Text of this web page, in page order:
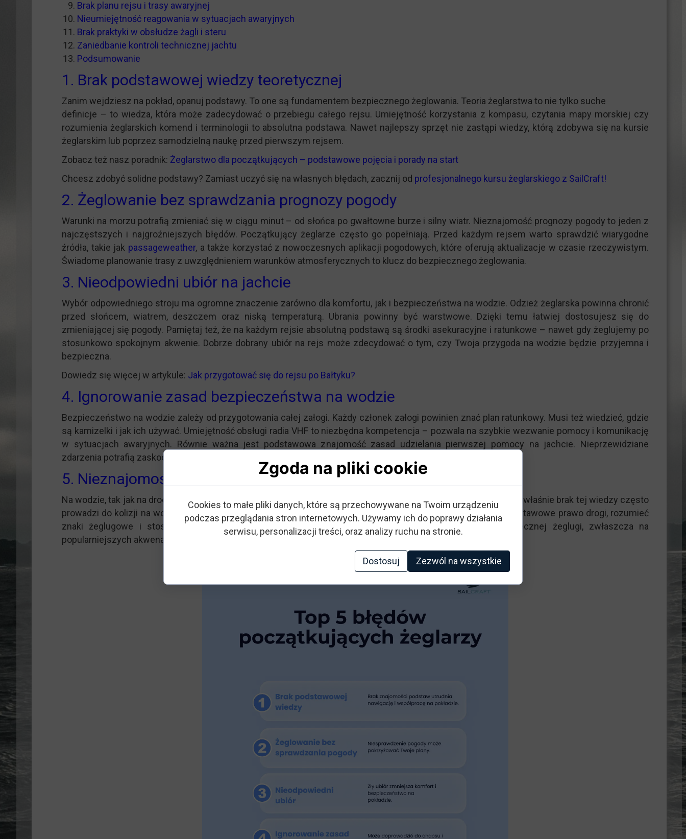
Brak planu rejsu i trasy awaryjnej
Nieumiejętność reagowania w sytuacjach awaryjnych
Brak praktyki w obsłudze żagli i steru
Zaniedbanie kontroli technicznej jachtu
Podsumowanie
1. Brak podstawowej wiedzy teoretycznej
Zanim wejdziesz na pokład, opanuj podstawy. To one są fundamentem bezpiecznego żeglowania. Teoria żeglarstwa to nie tylko suche
definicje – to wiedza, która może zadecydować o przebiegu całego rejsu. Umiejętność korzystania z kompasu, czytania mapy morskiej czy
rozumienia żeglarskich komend i terminologii to absolutna podstawa. Nawet najlepszy sprzęt nie zastąpi wiedzy, którą zdobywa się na kursie
żeglarskim lub poprzez samodzielną naukę przed pierwszym rejsem.
Zobacz też nasz poradnik: Żeglarstwo dla początkujących – podstawowe pojęcia i porady na start
Chcesz zdobyć solidne podstawy? Zamiast uczyć się na własnych błędach, zacznij od profesjonalnego kursu żeglarskiego z SailCraft!
2. Żeglowanie bez sprawdzania prognozy pogody
Warunki na morzu potrafią zmieniać się w ciągu minut – od słońca po gwałtowne burze i silny wiatr. Nieznajomość prognozy pogody to jeden z
najczęstszych i najgroźniejszych błędów. Początkujący żeglarze często go popełniają. Przed każdym rejsem warto sprawdzić wiarygodne
źródła, takie jak passageweather, a także korzystać z nowoczesnych aplikacji pogodowych, które oferują aktualizacje w czasie rzeczywistym.
Świadome planowanie trasy z uwzględnieniem warunków atmosferycznych to klucz do bezpiecznego żeglowania.
3. Nieodpowiedni ubiór na jachcie
Wybór odpowiedniego stroju ma ogromne znaczenie zarówno dla komfortu, jak i bezpieczeństwa na wodzie. Odzież żeglarska powinna chronić
przed słońcem, wiatrem, deszczem oraz niską temperaturą. Ubrania powinny być warstwowe. Dzięki temu łatwiej dostosujesz się do
zmieniającej się pogody. Pamiętaj też, że na każdym rejsie absolutną podstawą są środki asekuracyjne i ratunkowe – nawet gdy żeglujemy po
stosunkowo spokojnym akwenie. Dobrze dobrany ubiór na rejs może zdecydować o tym, czy Twoja przygoda na wodzie będzie przyjemna i
bezpieczna.
Dowiedz się więcej w artykule: Jak przygotować się do rejsu po Bałtyku?
4. Ignorowanie zasad bezpieczeństwa na wodzie
Bezpieczeństwo na wodzie zależy od przygotowania całej załogi. Każdy członek załogi powinien znać plan ratunkowy. Musi też wiedzieć, gdzie
są kamizelki i jak ich używać. Umiejętność obsługi radia VHF to niezbędna kompetencja – pozwala na szybkie wezwanie pomocy i komunikację
w sytuacjach awaryjnych. Równie ważna jest podstawowa znajomość zasad udzielania pierwszej pomocy na jachcie. Nieprzewidziane
zdarzenia potrafią zaskoczyć – szczególnie wtedy, gdy załoga nie jest gotowa.
5. Nieznajomość prawa drogi i przepisów żeglugi
Na wodzie, tak jak na drodze, obowiązują przepisy, których nieznajomość może mieć poważne konsekwencje. To właśnie brak tej wiedzy często
prowadzi do kolizji na wodzie oraz wielu nieporozumień między jednostkami. Każdy żeglarz powinien znać podstawowe prawo drogi, rozumieć
znaki żeglugowe i stosować się do zasad manewrów bezpieczeństwa. To podstawa sprawnej i bezpiecznej żeglugi, zwłaszcza na
popularniejszych akwenach.
Zgoda na pliki cookie
Cookies to małe pliki danych, które są przechowywane na Twoim urządzeniu
podczas przeglądania stron internetowych. Używamy ich do poprawy działania
serwisu, personalizacji treści, oraz analizy ruchu na stronie.
Dostosuj Zezwól na wszystkie